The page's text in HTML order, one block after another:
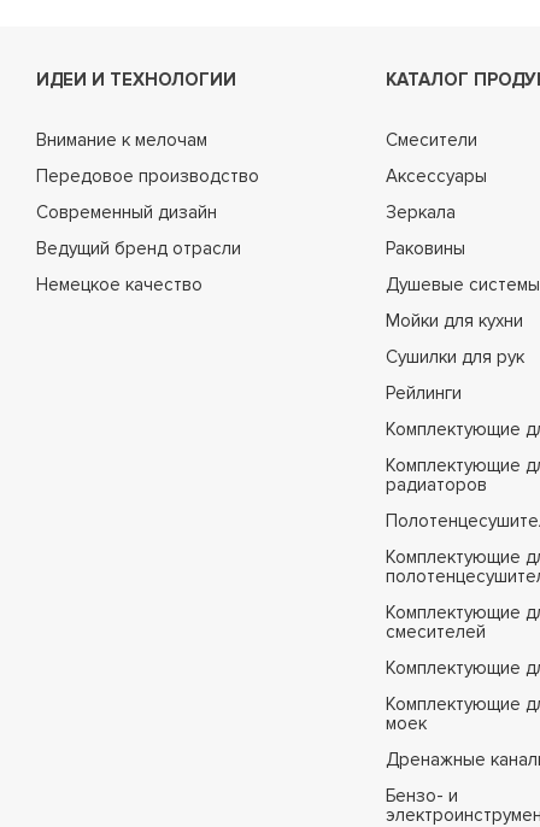
ИДЕИ И ТЕХНОЛОГИИ
Внимание к мелочам
Передовое производство
Современный дизайн
Ведущий бренд отрасли
Немецкое качество
КАТАЛОГ
Смесители
Аксессуары
Зеркала
Раковины
Душевые системы
Мойки для кухни
Сушилки для рук
Рейлинги
Комплектующие
Комплектующие
радиаторов
Комплектующие
Комплектующие
смесителей
Комплектующие
Комплектующие
моек
Дренажные
Бензо- и